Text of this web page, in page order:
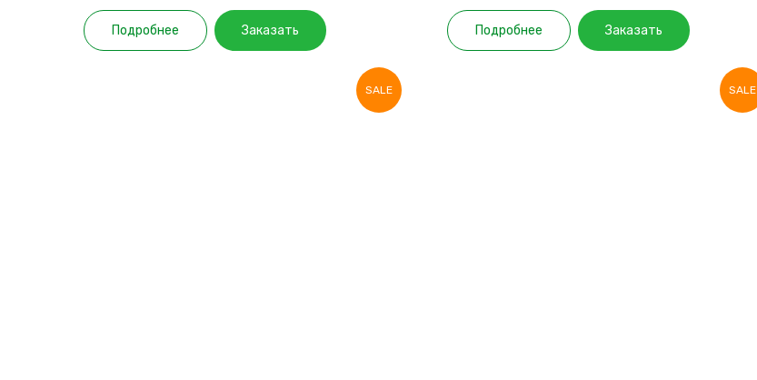
Подробнее Заказать Подробнее Заказать
SALE SALE